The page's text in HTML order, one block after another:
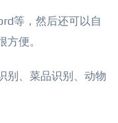
等，然后还可以自
便。
别、菜品识别、动物